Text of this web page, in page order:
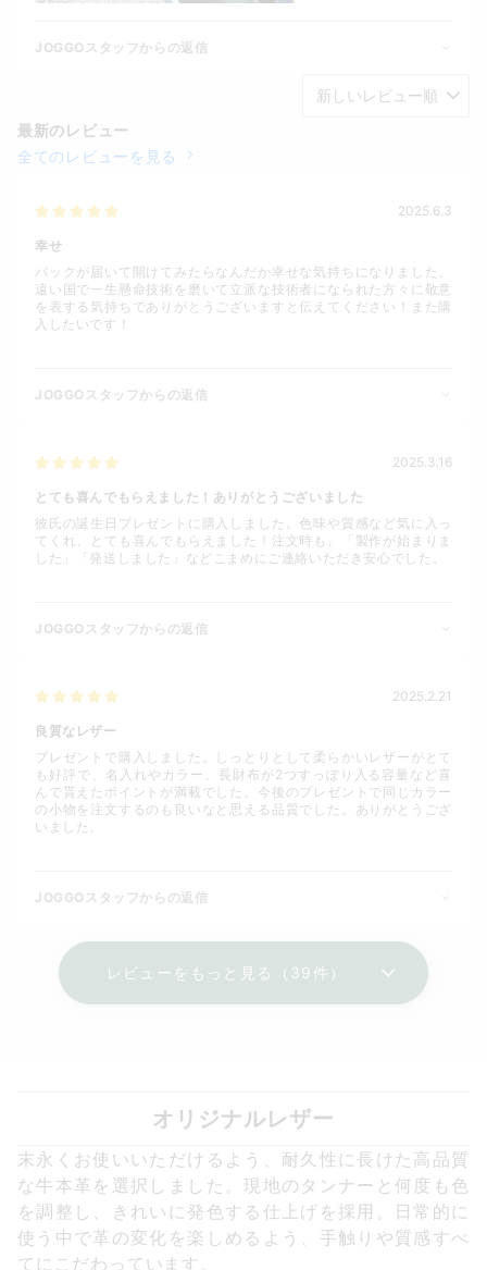
JOGGOスタッフからの返信
最新のレビュー
全てのレビューを見る
2025.6.3
幸せ
バックが届いて開けてみたらなんだか幸せな気持ちになりました、
遠い国で一生懸命技術を磨いて立派な技術者になられた方々に敬意
を表する気持ちでありがとうございますと伝えてください！また購
入したいです！
JOGGOスタッフからの返信
2025.3.16
とても喜んでもらえました！ありがとうございました
彼氏の誕生日プレゼントに購入しました。色味や質感など気に入っ
てくれ、とても喜んでもらえました！注文時も、「製作が始まりま
した」「発送しました」などこまめにご連絡いただき安心でした。
JOGGOスタッフからの返信
2025.2.21
良質なレザー
プレゼントで購入しました。しっとりとして柔らかいレザーがとて
も好評で、名入れやカラー、長財布が2つすっぽり入る容量など喜
んで貰えたポイントが満載でした。今後のプレゼントで同じカラー
の小物を注文するのも良いなと思える品質でした。ありがとうござ
いました。
JOGGOスタッフからの返信
レビューをもっと見る（39件）
オリジナルレザー
末永くお使いいただけるよう、耐久性に長けた高品質
な牛本革を選択しました。現地のタンナーと何度も色
を調整し、きれいに発色する仕上げを採用。日常的に
使う中で革の変化を楽しめるよう、手触りや質感すべ
てにこだわっています。